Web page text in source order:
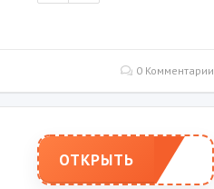
0 Комментарии
ОТКРЫТЬ